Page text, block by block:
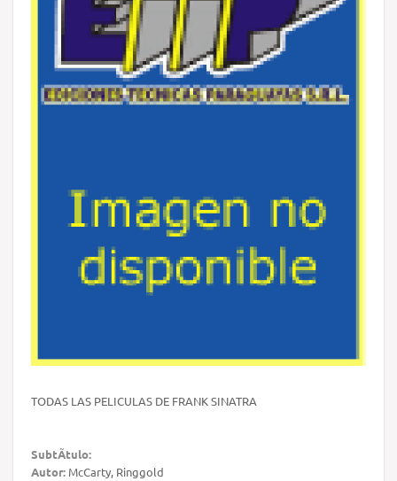
TODAS LAS PELICULAS DE FRANK SINATRA
SubtÃ­tulo:
Autor: McCarty, Ringgold